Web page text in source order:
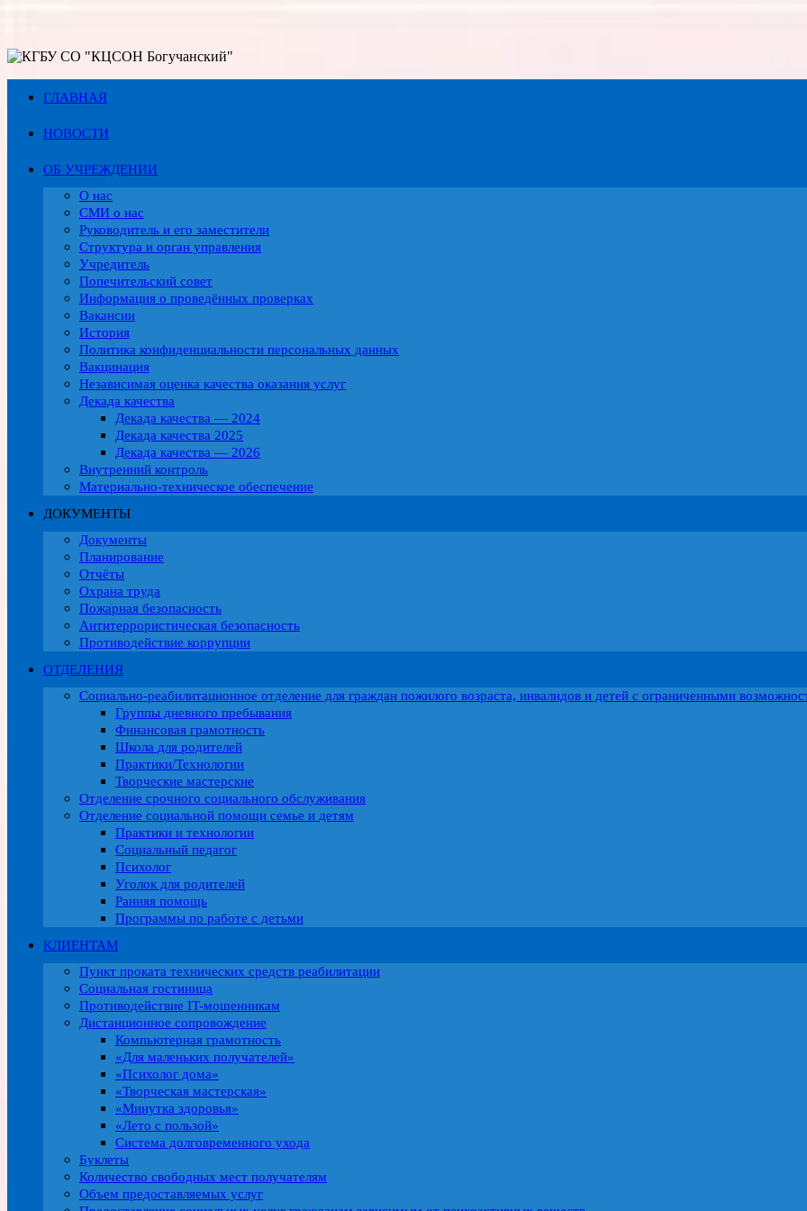
Перейти
к
содержимому
ГЛАВНАЯ
НОВОСТИ
ОБ УЧРЕЖДЕНИИ
О нас
СМИ о нас
Руководитель и его заместители
Структура и орган управления
Учредитель
Попечительский совет
Информация о проведённых проверках
Вакансии
История
Политика конфиденциальности персональных данных
Вакцинация
Независимая оценка качества оказания услуг
Декада качества
Декада качества — 2024
Декада качества 2025
Декада качества — 2026
Внутренний контроль
Материально-техническое обеспечение
ДОКУМЕНТЫ
Документы
Планирование
Отчёты
Охрана труда
Пожарная безопасность
Антитеррористическая безопасность
Противодействие коррупции
ОТДЕЛЕНИЯ
Социально-реабилитационное отделение для граждан пожилого возраста, инвалидов и детей с ограниченными
Группы дневного пребывания
Финансовая грамотность
Школа для родителей
Практики/Технологии
Творческие мастерские
Отделение срочного социального обслуживания
Отделение социальной помощи семье и детям
Практики и технологии
Социальный педагог
Психолог
Уголок для родителей
Ранняя помощь
Программы по работе с детьми
КЛИЕНТАМ
Пункт проката технических средств реабилитации
Социальная гостиница
Противодействие IT-мошенникам
Дистанционное сопровождение
Компьютерная грамотность
«Для маленьких получателей»
«Психолог дома»
«Творческая мастерская»
«Минутка здоровья»
«Лето с пользой»
Система долговременного ухода
Буклеты
Количество свободных мест получателям
Объем предоставляемых услуг